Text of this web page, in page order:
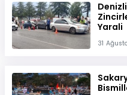
Yarali
31